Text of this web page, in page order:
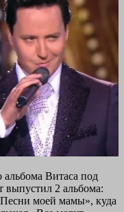
альбома Витаса под
выпустил 2 альбома:
моей мамы», куда